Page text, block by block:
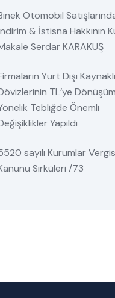
Otomobil
& İstisna Hakkının
Serdar KARAKUŞ
Yurt Dışı Kaynaklı
TL’ye
Tebliğde Önemli
Yapıldı
sayılı Kurumlar
Sirküleri /73